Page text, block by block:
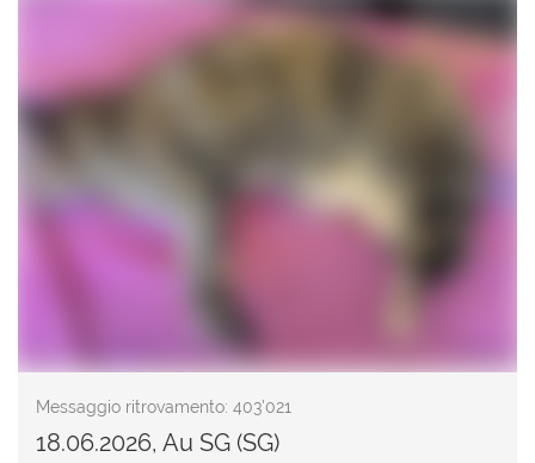
Messaggio ritrovamento: 403'021
18.06.2026, Au SG (SG)